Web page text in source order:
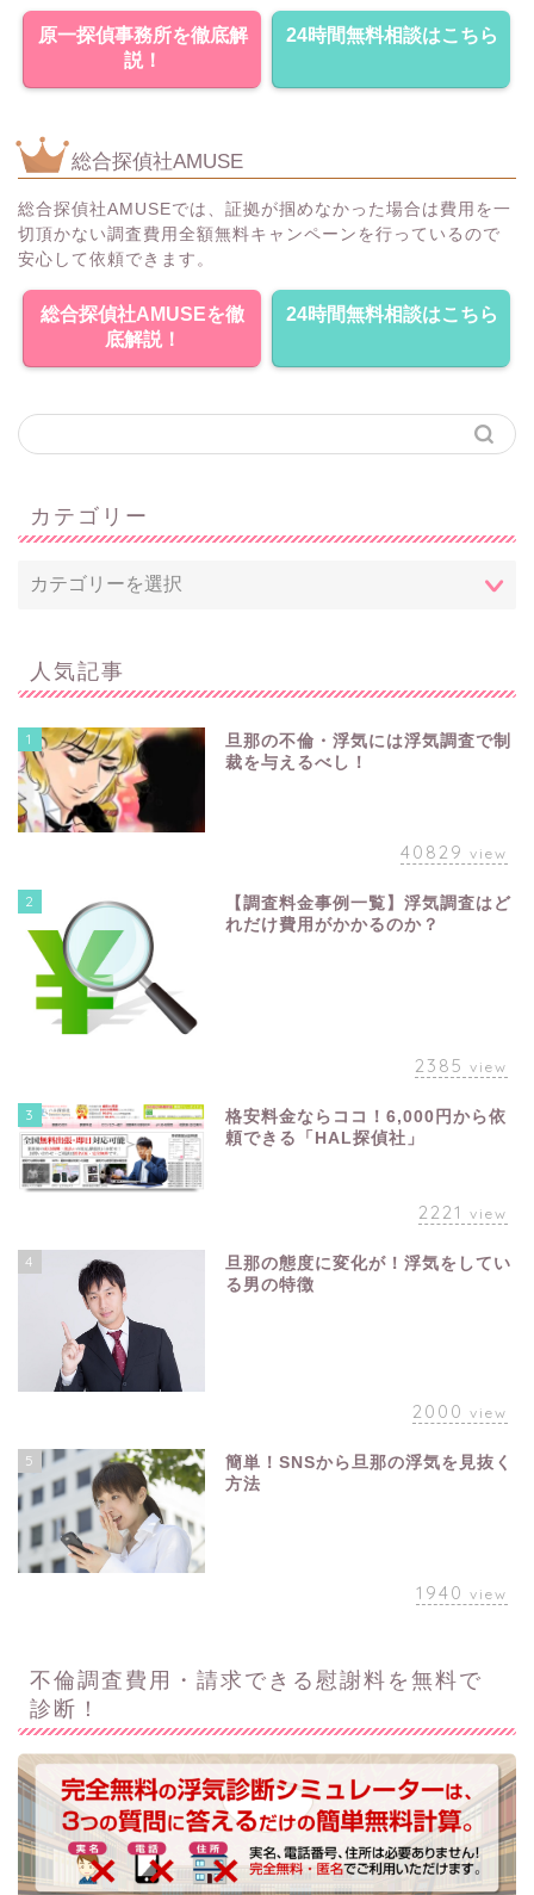
原一探偵事務所を徹底解
説！
24時間無料相談はこちら
総合探偵社AMUSE
総合探偵社AMUSEでは、証拠が掴めなかった場合は費用を一
切頂かない調査費用全額無料キャンペーンを行っているので
安心して依頼できます。
総合探偵社AMUSEを徹
底解説！
24時間無料相談はこちら
カテゴリー
人気記事
1
旦那の不倫・浮気には浮気調査で制
裁を与えるべし！
40829 view
2
【調査料金事例一覧】浮気調査はど
れだけ費用がかかるのか？
2385 view
3
格安料金ならココ！6,000円から依
頼できる「HAL探偵社」
2221 view
4
旦那の態度に変化が！浮気をしてい
る男の特徴
2000 view
5
簡単！SNSから旦那の浮気を見抜く
方法
1940 view
不倫調査費用・請求できる慰謝料を無料で
診断！